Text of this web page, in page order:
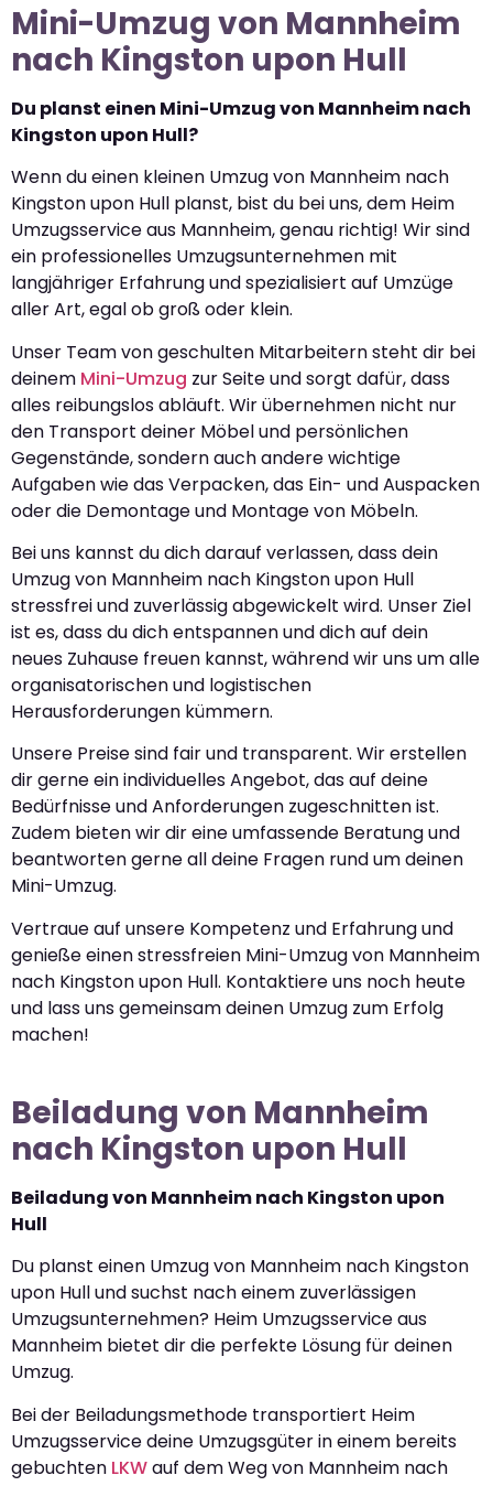
Mini-Umzug von Mannheim
nach Kingston upon Hull
Du planst einen Mini-Umzug von Mannheim nach
Kingston upon Hull?
Wenn du einen kleinen Umzug von Mannheim nach
Kingston upon Hull planst, bist du bei uns, dem Heim
Umzugsservice aus Mannheim, genau richtig! Wir sind
ein professionelles Umzugsunternehmen mit
langjähriger Erfahrung und spezialisiert auf Umzüge
aller Art, egal ob groß oder klein.
Unser Team von geschulten Mitarbeitern steht dir bei
deinem Mini-Umzug zur Seite und sorgt dafür, dass
alles reibungslos abläuft. Wir übernehmen nicht nur
den Transport deiner Möbel und persönlichen
Gegenstände, sondern auch andere wichtige
Aufgaben wie das Verpacken, das Ein- und Auspacken
oder die Demontage und Montage von Möbeln.
Bei uns kannst du dich darauf verlassen, dass dein
Umzug von Mannheim nach Kingston upon Hull
stressfrei und zuverlässig abgewickelt wird. Unser Ziel
ist es, dass du dich entspannen und dich auf dein
neues Zuhause freuen kannst, während wir uns um alle
organisatorischen und logistischen
Herausforderungen kümmern.
Unsere Preise sind fair und transparent. Wir erstellen
dir gerne ein individuelles Angebot, das auf deine
Bedürfnisse und Anforderungen zugeschnitten ist.
Zudem bieten wir dir eine umfassende Beratung und
beantworten gerne all deine Fragen rund um deinen
Mini-Umzug.
Vertraue auf unsere Kompetenz und Erfahrung und
genieße einen stressfreien Mini-Umzug von Mannheim
nach Kingston upon Hull. Kontaktiere uns noch heute
und lass uns gemeinsam deinen Umzug zum Erfolg
machen!
Beiladung von Mannheim
nach Kingston upon Hull
Beiladung von Mannheim nach Kingston upon
Hull
Du planst einen Umzug von Mannheim nach Kingston
upon Hull und suchst nach einem zuverlässigen
Umzugsunternehmen? Heim Umzugsservice aus
Mannheim bietet dir die perfekte Lösung für deinen
Umzug.
Bei der Beiladungsmethode transportiert Heim
Umzugsservice deine Umzugsgüter in einem bereits
gebuchten LKWauf dem Weg von Mannheim nach